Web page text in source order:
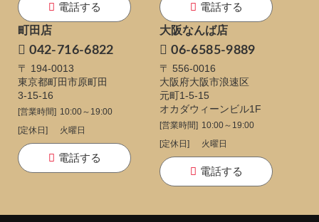
電話する
電話する
町田店
042-716-6822
〒 194-0013
東京都町田市原町田
3-15-16
[営業時間] 10:00～19:00
[定休日]
火曜日
電話する
大阪なんば店
06-6585-9889
〒 556-0016
大阪府大阪市浪速区
元町1-5-15
オカダウィーンビル1F
[営業時間] 10:00～19:00
[定休日]
火曜日
電話する